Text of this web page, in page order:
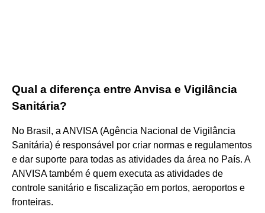
Qual a diferença entre Anvisa e Vigilância
Sanitária?
No Brasil, a ANVISA (Agência Nacional de Vigilância
Sanitária) é responsável por criar normas e regulamentos
e dar suporte para todas as atividades da área no País. A
ANVISA também é quem executa as atividades de
controle sanitário e fiscalização em portos, aeroportos e
fronteiras.